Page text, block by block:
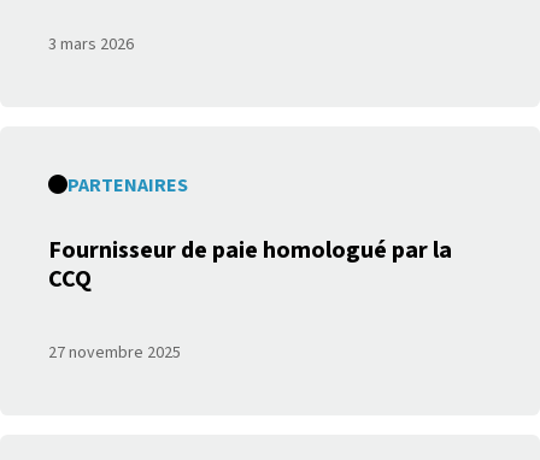
3 mars 2026
PARTENAIRES
Fournisseur de paie homologué par la
CCQ
27 novembre 2025